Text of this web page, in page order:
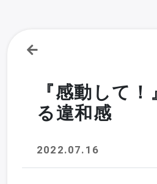
『感動して
る違和感
2022.07.16